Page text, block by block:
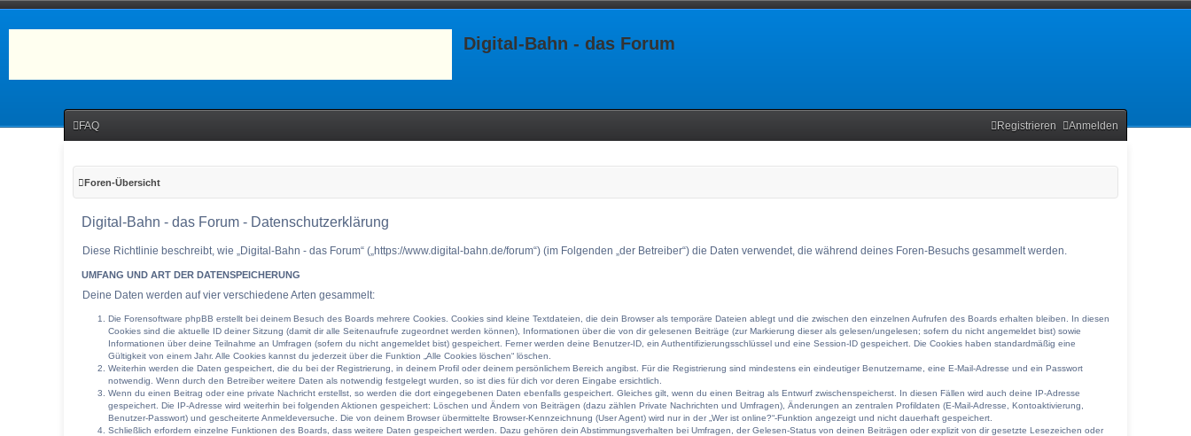
Digital-Bahn - das Forum
FAQ Anmelden
Registrieren
Foren-Übersicht
Digital-Bahn - das Forum - Datenschutzerklärung
Diese Richtlinie beschreibt, wie „Digital-Bahn - das Forum“ („https://www.digital-bahn.de/forum“) (im Folgenden „der Betreiber“) die Daten verwendet, die während deines Foren-Besuchs gesammelt werden.
UMFANG UND ART DER DATENSPEICHERUNG
Deine Daten werden auf vier verschiedene Arten gesammelt:
Die Forensoftware phpBB erstellt bei deinem Besuch des Boards mehrere Cookies. Cookies sind kleine Textdateien, die dein Browser als temporäre Dateien ablegt und die zwischen den einzelnen Aufrufen des Boards erhalten bleiben. In diesen
Cookies sind die aktuelle ID deiner Sitzung (damit dir alle Seitenaufrufe zugeordnet werden können), Informationen über die von dir gelesenen Beiträge (zur Markierung dieser als gelesen/ungelesen; sofern du nicht angemeldet bist) sowie
Informationen über deine Teilnahme an Umfragen (sofern du nicht angemeldet bist) gespeichert. Ferner werden deine Benutzer-ID, ein Authentifizierungsschlüssel und eine Session-ID gespeichert. Die Cookies haben standardmäßig eine
Gültigkeit von einem Jahr. Alle Cookies kannst du jederzeit über die Funktion „Alle Cookies löschen“ löschen.
Weiterhin werden die Daten gespeichert, die du bei der Registrierung, in deinem Profil oder deinem persönlichem Bereich angibst. Für die Registrierung sind mindestens ein eindeutiger Benutzername, eine E-Mail-Adresse und ein Passwort
notwendig. Wenn durch den Betreiber weitere Daten als notwendig festgelegt wurden, so ist dies für dich vor deren Eingabe ersichtlich.
Wenn du einen Beitrag oder eine private Nachricht erstellst, so werden die dort eingegebenen Daten ebenfalls gespeichert. Gleiches gilt, wenn du einen Beitrag als Entwurf zwischenspeicherst. In diesen Fällen wird auch deine IP-Adresse
gespeichert. Die IP-Adresse wird weiterhin bei folgenden Aktionen gespeichert: Löschen und Ändern von Beiträgen (dazu zählen Private Nachrichten und Umfragen), Änderungen an zentralen Profildaten (E-Mail-Adresse, Kontoaktivierung,
Benutzer-Passwort) und gescheiterte Anmeldeversuche. Die von deinem Browser übermittelte Browser-Kennzeichnung (User Agent) wird nur in der „Wer ist online?“-Funktion angezeigt und nicht dauerhaft gespeichert.
Schließlich erfordern einzelne Funktionen des Boards, dass weitere Daten gespeichert werden. Dazu gehören dein Abstimmungsverhalten bei Umfragen, der Gelesen-Status von deinen Beiträgen oder explizit von dir gesetzte Lesezeichen oder